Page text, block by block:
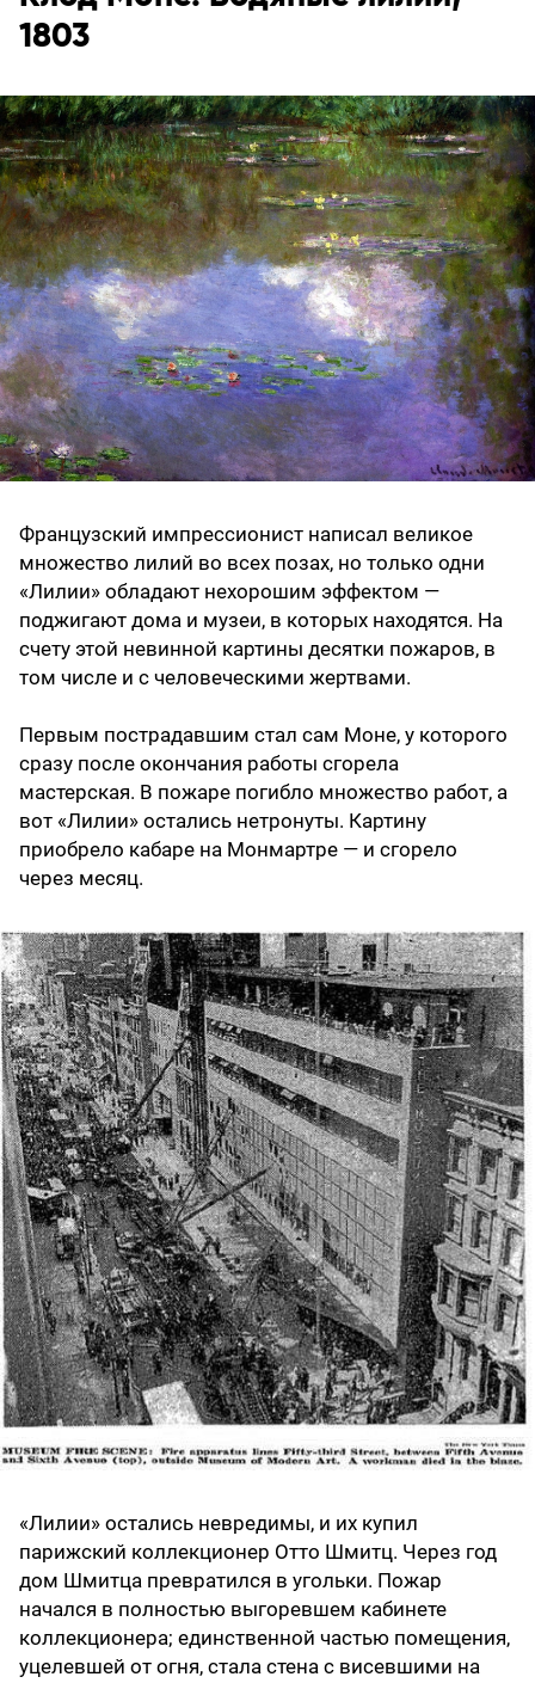
1803
Французский импрессионист написал великое
множество лилий во всех позах, но только одни
«Лилии» обладают нехорошим эффектом —
поджигают дома и музеи, в которых находятся. На
счету этой невинной картины десятки пожаров, в
том числе и с человеческими жертвами.
Первым пострадавшим стал сам Моне, у которого
сразу после окончания работы сгорела
мастерская. В пожаре погибло множество работ, а
вот «Лилии» остались нетронуты. Картину
приобрело кабаре на Монмартре — и сгорело
через месяц.
«Лилии» остались невредимы, и их купил
парижский коллекционер Отто Шмитц. Через год
дом Шмитца превратился в угольки. Пожар
начался в полностью выгоревшем кабинете
коллекционера; единственной частью помещения,
уцелевшей от огня, стала стена с висевшими на